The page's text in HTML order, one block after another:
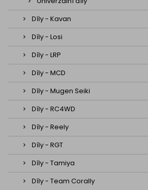
Díly - Kavan
Díly - Losi
Díly - LRP
Díly - MCD
Díly - Mugen Seiki
Díly - RC4WD
Díly - Reely
Díly - RGT
Díly - Tamiya
Díly - Team Corally